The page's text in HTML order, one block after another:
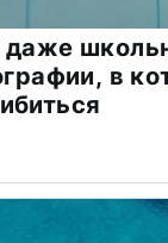
даже
в